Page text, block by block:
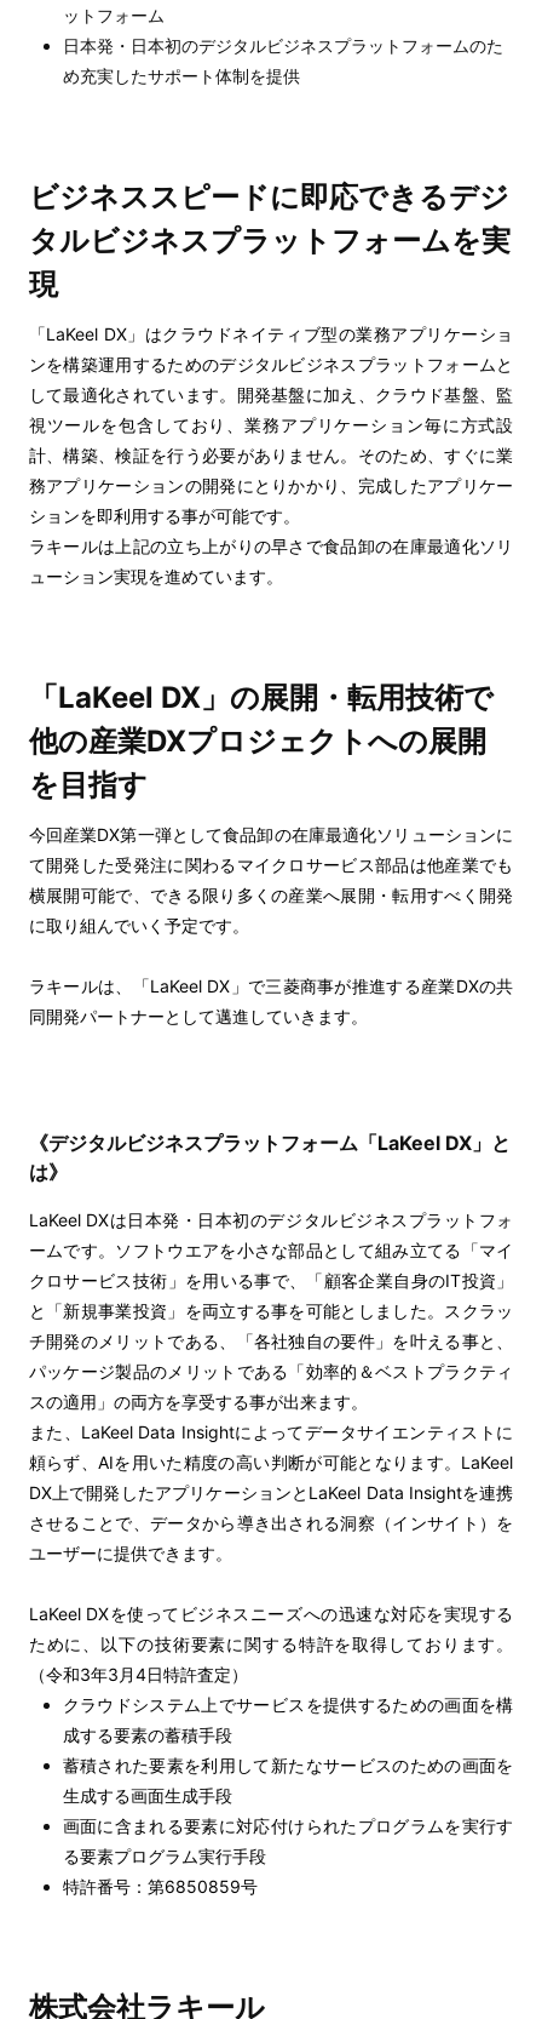
ットフォーム
日本発・日本初のデジタルビジネスプラットフォームのた
め充実したサポート体制を提供
ビジネススピードに即応できるデジ
タルビジネスプラットフォームを実
現
「LaKeel DX」はクラウドネイティブ型の業務アプリケーショ
ンを構築運用するためのデジタルビジネスプラットフォームと
して最適化されています。開発基盤に加え、クラウド基盤、監
視ツールを包含しており、業務アプリケーション毎に方式設
計、構築、検証を行う必要がありません。そのため、すぐに業
務アプリケーションの開発にとりかかり、完成したアプリケー
ションを即利用する事が可能です。
ラキールは上記の立ち上がりの早さで食品卸の在庫最適化ソリ
ューション実現を進めています。
「LaKeel DX」の展開・転用技術で
他の産業DXプロジェクトへの展開
を目指す
今回産業DX第一弾として食品卸の在庫最適化ソリューションに
て開発した受発注に関わるマイクロサービス部品は他産業でも
横展開可能で、できる限り多くの産業へ展開・転用すべく開発
に取り組んでいく予定です。
ラキールは、「LaKeel DX」で三菱商事が推進する産業DXの共
同開発パートナーとして邁進していきます。
《デジタルビジネスプラットフォーム「LaKeel DX」と
は》
LaKeel DXは日本発・日本初のデジタルビジネスプラットフォ
ームです。ソフトウエアを小さな部品として組み立てる「マイ
クロサービス技術」を用いる事で、「顧客企業自身のIT投資」
と「新規事業投資」を両立する事を可能としました。スクラッ
チ開発のメリットである、「各社独自の要件」を叶える事と、
パッケージ製品のメリットである「効率的＆ベストプラクティ
スの適用」の両方を享受する事が出来ます。
また、LaKeel Data Insightによってデータサイエンティストに
頼らず、AIを用いた精度の高い判断が可能となります。 LaKeel
DX上で開発したアプリケーションと LaKeel Data Insightを連携
させることで、 データから導き出される洞察（インサイト）を
ユーザーに提供できます。
LaKeel DXを使ってビジネスニーズへの迅速な対応を実現する
ために、以下の技術要素に関する特許を取得しております。
（令和3年3月4日特許査定）
クラウドシステム上でサービスを提供するための画面を構
成する要素の蓄積手段
蓄積された要素を利用して新たなサービスのための画面を
生成する画面生成手段
画面に含まれる要素に対応付けられたプログラムを実行す
る要素プログラム実行手段
特許番号：第6850859号
株式会社ラキール